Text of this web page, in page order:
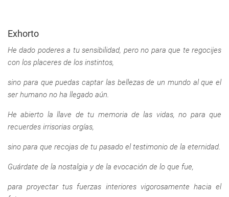
Exhorto
He dado poderes a tu sensibilidad, pero no para que te regocijes
con los placeres de los instintos,
sino para que puedas captar las bellezas de un mundo al que el
ser humano no ha llegado aún.
He abierto la llave de tu memoria de las vidas, no para que
recuerdes irrisorias orgías,
sino para que recojas de tu pasado el testimonio de la eternidad.
Guárdate de la nostalgia y de la evocación de lo que fue,
para proyectar tus fuerzas interiores vigorosamente hacia el